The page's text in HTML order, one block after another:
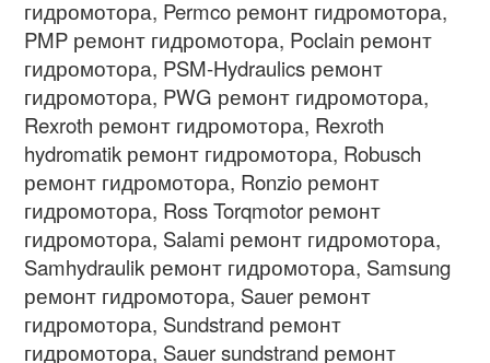
гидромотора, Permco ремонт гидромотора,
PMP ремонт гидромотора, Poclain ремонт
гидромотора, PSM-Hydraulics ремонт
гидромотора, PWG ремонт гидромотора,
Rexroth ремонт гидромотора, Rexroth
hydromatik ремонт гидромотора, Robusch
ремонт гидромотора, Ronzio ремонт
гидромотора, Ross Torqmotor ремонт
гидромотора, Salami ремонт гидромотора,
Samhydraulik ремонт гидромотора, Samsung
ремонт гидромотора, Sauer ремонт
гидромотора, Sundstrand ремонт
гидромотора, Sauer sundstrand ремонт